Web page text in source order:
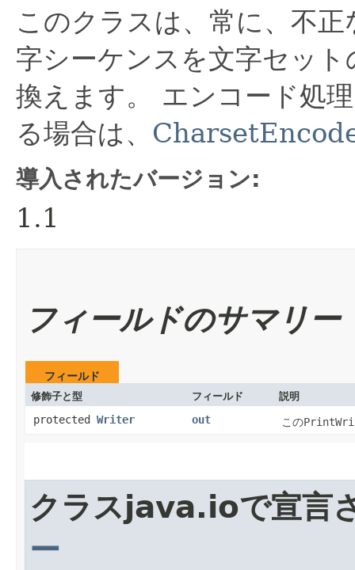
このクラスは、常に、不
字シーケンスを文字セッ
換えます。
エンコード処
る場合は、
導入されたバージョン:
1.1
フィールドのサマリー
フィールド
修飾子と型 フィールド 説明
protected Writer out この
クラスjava.ioで宣言
ー